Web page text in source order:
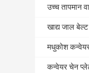
उच्च तापमान
खाद्य जाल बेल्ट
मधुकोश
कन्वेयर चेन